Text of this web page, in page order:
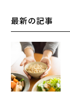
最新の記事